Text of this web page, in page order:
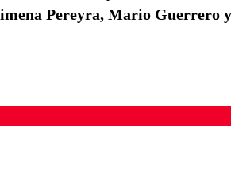
Pereyra, Mario Guerrero